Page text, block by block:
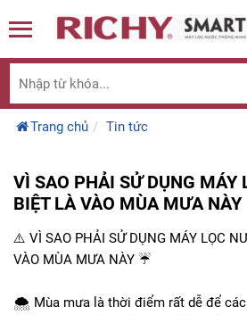
Trang chủ Tin tức
VÌ SAO PHẢI SỬ DỤNG MÁY
BIỆT LÀ VÀO MÙA MƯA NÀY
⚠️ VÌ SAO PHẢI SỬ DỤNG MÁY LỌC
VÀO MÙA MƯA NÀY ☔
🌨 Mùa mưa là thời điểm rất dễ để